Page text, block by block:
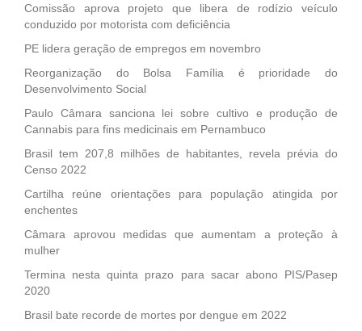
Comissão aprova projeto que libera de rodízio veículo
conduzido por motorista com deficiência
PE lidera geração de empregos em novembro
Reorganização do Bolsa Família é prioridade do
Desenvolvimento Social
Paulo Câmara sanciona lei sobre cultivo e produção de
Cannabis para fins medicinais em Pernambuco
Brasil tem 207,8 milhões de habitantes, revela prévia do
Censo 2022
Cartilha reúne orientações para população atingida por
enchentes
Câmara aprovou medidas que aumentam a proteção à
mulher
Termina nesta quinta prazo para sacar abono PIS/Pasep
2020
Brasil bate recorde de mortes por dengue em 2022